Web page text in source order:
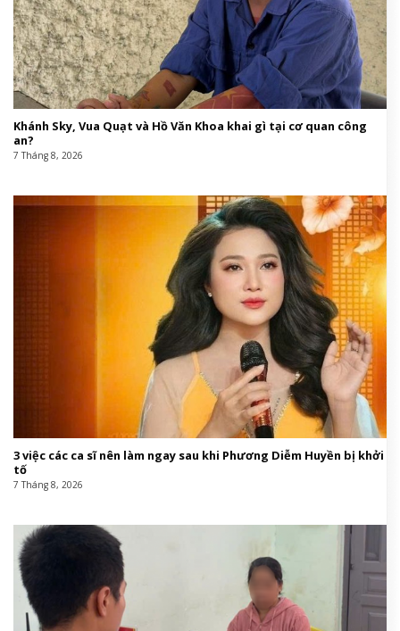
Khánh Sky, Vua Quạt và Hồ Văn Khoa khai gì tại cơ quan công
an?
7 Tháng 8, 2026
3 việc các ca sĩ nên làm ngay sau khi Phương Diễm Huyền bị khởi
tố
7 Tháng 8, 2026